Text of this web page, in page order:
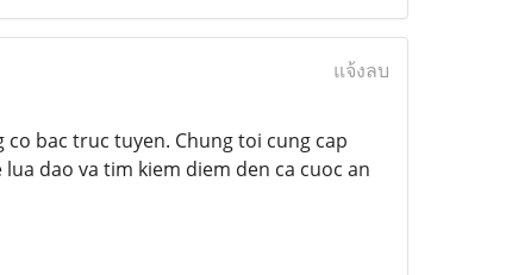
แจ้งลบ
bac truc tuyen. Chung toi cung cap
dao va tim kiem diem den ca cuoc an